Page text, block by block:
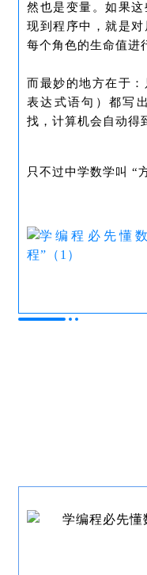
然也是变量。如果
现到程序中，就是
每个角色的生命值
而最妙的地方在于
表达式语句）都写
找，计算机会自动得
只不过中学数学叫 “